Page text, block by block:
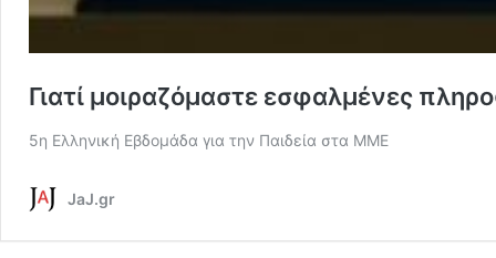
Γιατί μοιραζόμαστε εσφαλμένες
5η Ελληνική Εβδομάδα για την Παιδεία στα ΜΜΕ
JaJ.gr